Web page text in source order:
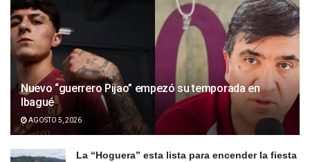
Nuevo “guerrero Pijao” empezó su temporada en
Ibagué
AGOSTO 5, 2026
La “Hoguera” esta lista para encender la fiesta